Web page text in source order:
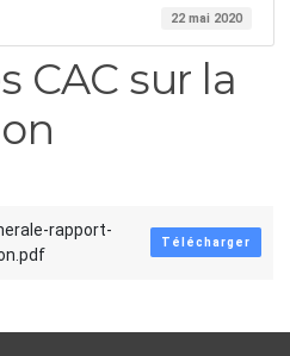
22 mai 2020
CAC sur la
rapport-
Télécharger